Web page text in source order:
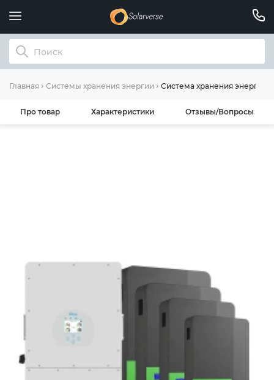
Главная Системы хранения энергии Система хранения энергии
Про товар Характеристики Отзывы/Вопросы